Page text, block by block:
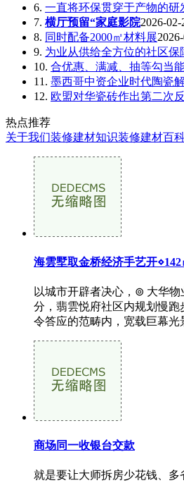
6. 一直将环保贯穿于产物的研
7. 横厅预留“家庭影院2026-02-
8. 同时配备2000㎡材料展
9. 为业从供给全方位的社区保
10. 合优惠、满减、抽等勾当
11. 墨西哥中资企业时代陶瓷
12. 欧盟对华瓷砖作出第二次
热点推荐
关于我们装修建材知识装修建材百
海雲墅取金桥经济手艺开
以城市开辟者决心，⊚ 大华
分，翡雲悦府社区内规划慢
令答应的范畴内，宽载巨幕光
商场同一收银台交款
就是要让大师拆房少花钱、